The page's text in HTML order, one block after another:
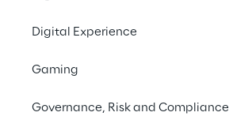
Digital Experience
Gaming
Governance, Risk and Compliance